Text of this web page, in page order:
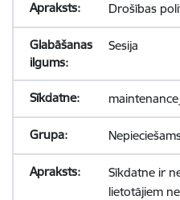
Drošības
Sesija
Sīkdatne ir
lietotājiem